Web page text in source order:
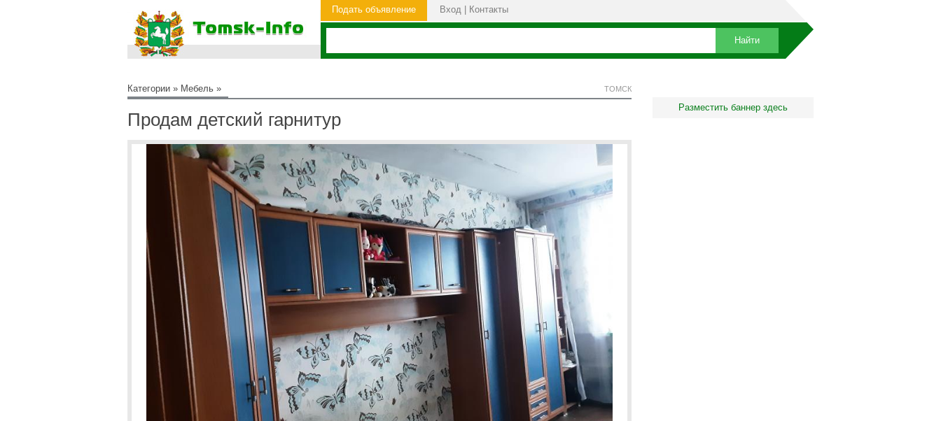
Подать объявление Вход Контакты
Категории » Мебель » ТОМСК
Продам детский гарнитур
Разместить баннер здесь